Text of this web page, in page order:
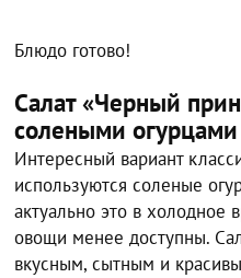
Блюдо готово!
Салат «Черный
солеными огурцами
Интересный вариант
используются соленые
актуально это в холодное
овощи менее доступны.
вкусным, сытным и